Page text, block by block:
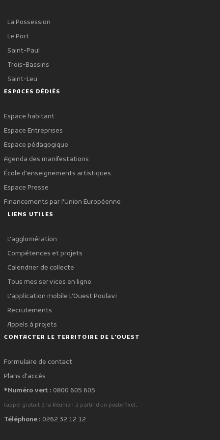
La Possession
Le Port
Saint-Paul
Trois-Bassins
Saint-Leu
ESPACES DÉDIÉS
Espace habitant
Espace Entreprises
Espace pédagogique
Agenda des manifestations
École d'enseignements artistiques
Espace Presse
Financements par l'Union Européenne
LIENS UTILES
L'agglomération
Compétences et projets
Calendrier de collecte
Tous mes services en ligne
L'application mobile L'Ouest Poulavi
Recrutements
Appels à projets
CONTACTER LE TERRITOIRE DE L'OUEST
Formulaire de contact
Plans d'accès
*Numéro vert : 0800 605 605
(appel gratuit à la Réunion à partir d'un poste fixe).
Téléphone : 0262 32 12 12